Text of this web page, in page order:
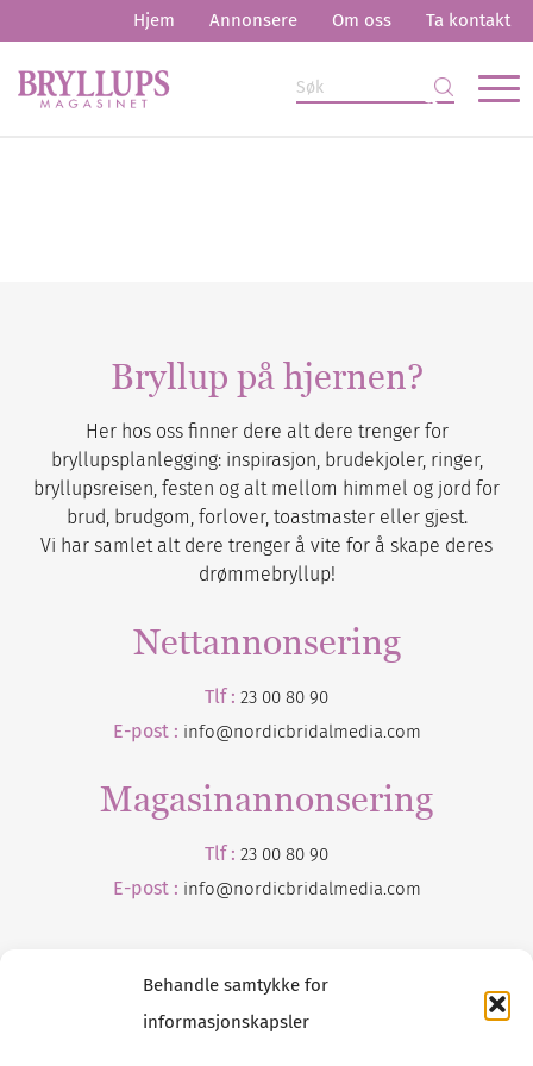
Behandle samtykke for
informasjonskapsler
Hjem Annonsere Om oss Ta kontakt
Bryllup på hjernen?
Her hos oss finner dere alt dere trenger for
bryllupsplanlegging: inspirasjon, brudekjoler, ringer,
bryllupsreisen, festen og alt mellom himmel og jord for
brud, brudgom, forlover, toastmaster eller gjest.
Vi har samlet alt dere trenger å vite for å skape deres
drømmebryllup!
Nettannonsering
Tlf : 23 00 80 90
E-post : info@nordicbridalmedia.com
Magasinannonsering
Tlf : 23 00 80 90
E-post : info@nordicbridalmedia.com